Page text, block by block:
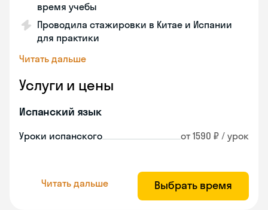
время учебы
Проводила стажировки в Китае и Испании
для практики
Читать дальше
Услуги и цены
Испанский язык
Уроки испанского от 1590 ₽ / урок
Читать дальше Выбрать время